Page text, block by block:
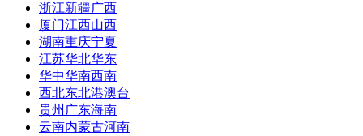
浙江新疆广西
厦门江西山西
湖南重庆宁夏
江苏华北华东
华中华南西南
西北东北港澳台
贵州 广东海南
云南内蒙古河南